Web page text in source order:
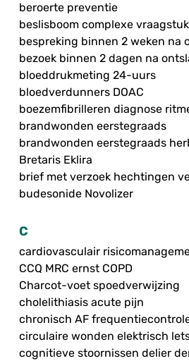
beroerte preventie
beslisboom complexe
bespreking binnen 2 weken na
bezoek binnen 2 dagen na
bloeddrukmeting 24-uurs
bloedverdunners DOAC
boezemfibrilleren diagnose
brandwonden eerstegraads
brandwonden eerstegraads
Bretaris Eklira
brief met verzoek hechtingen
budesonide Novolizer
C
cardiovasculair
CCQ MRC ernst COPD
Charcot-voet spoedverwijzing
cholelithiasis acute pijn
chronisch AF
circulaire wonden elektrisch
cognitieve stoornissen delier